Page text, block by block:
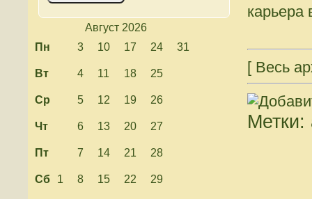
Август 2026
Пн
3 10 17 24 31
Вт 4 11 18 25
Ср 5 12 19 26
Чт 6 13 20 27
Пт 7 14 21 28
Сб 1 8 15 22 29
карьера
[ Весь
Метки: